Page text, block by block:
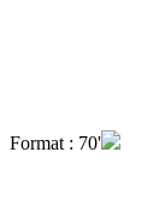
Format : 70'